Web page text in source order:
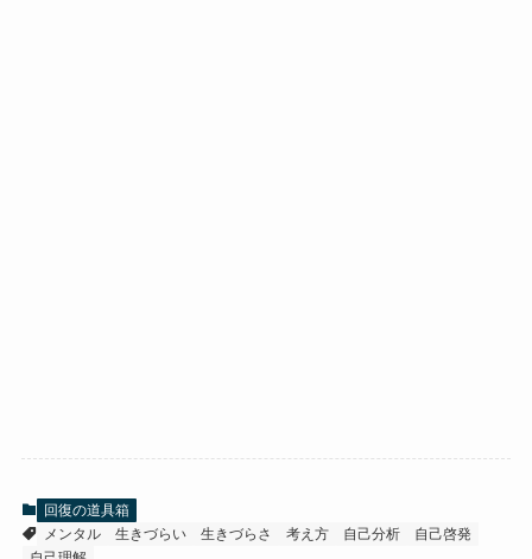
回復の道具箱
メンタル
生きづらい 生きづらさ 考え方 自己分析
自己啓発